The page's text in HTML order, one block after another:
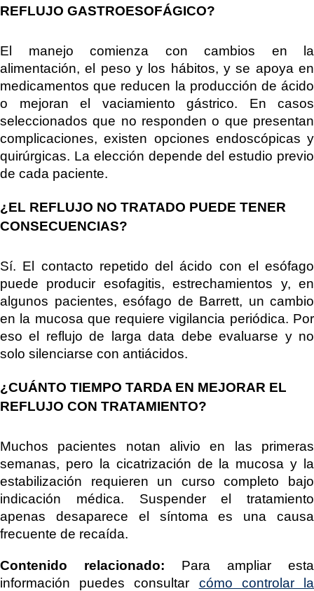
REFLUJO GASTROESOFÁGICO?
El manejo comienza con cambios en la
alimentación, el peso y los hábitos, y se apoya en
medicamentos que reducen la producción de ácido
o mejoran el vaciamiento gástrico. En casos
seleccionados que no responden o que presentan
complicaciones, existen opciones endoscópicas y
quirúrgicas. La elección depende del estudio previo
de cada paciente.
¿EL REFLUJO NO TRATADO PUEDE TENER
CONSECUENCIAS?
Sí. El contacto repetido del ácido con el esófago
puede producir esofagitis, estrechamientos y, en
algunos pacientes, esófago de Barrett, un cambio
en la mucosa que requiere vigilancia periódica. Por
eso el reflujo de larga data debe evaluarse y no
solo silenciarse con antiácidos.
¿CUÁNTO TIEMPO TARDA EN MEJORAR EL
REFLUJO CON TRATAMIENTO?
Muchos pacientes notan alivio en las primeras
semanas, pero la cicatrización de la mucosa y la
estabilización requieren un curso completo bajo
indicación médica. Suspender el tratamiento
apenas desaparece el síntoma es una causa
frecuente de recaída.
Contenido relacionado: Para ampliar esta
información puedes consultar cómo controlar la